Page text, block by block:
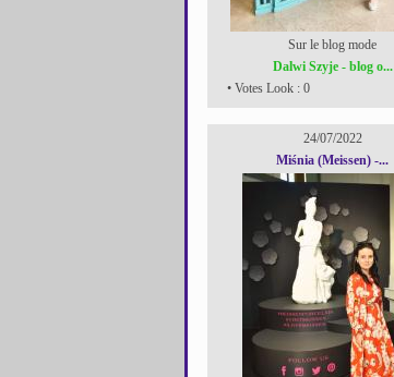
Sur le blog mode
Dalwi Szyje - blog o...
• Votes Look : 0
24/07/2022
Miśnia (Meissen) -...